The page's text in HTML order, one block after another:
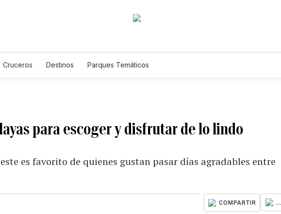
Cruceros Destinos Parques Temáticos
para escoger y disfrutar de lo lindo
es favorito de quienes gustan pasar días agradables entre
COMPARTIR ...